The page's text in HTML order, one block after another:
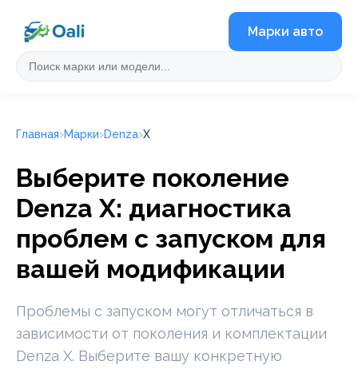
Марки авто
Главная Марки Denza X
Выберите поколение
Denza X: диагностика
проблем с запуском для
вашей модификации
Проблемы с запуском могут отличаться в
зависимости от поколения и комплектации
Denza X. Выберите вашу конкретную